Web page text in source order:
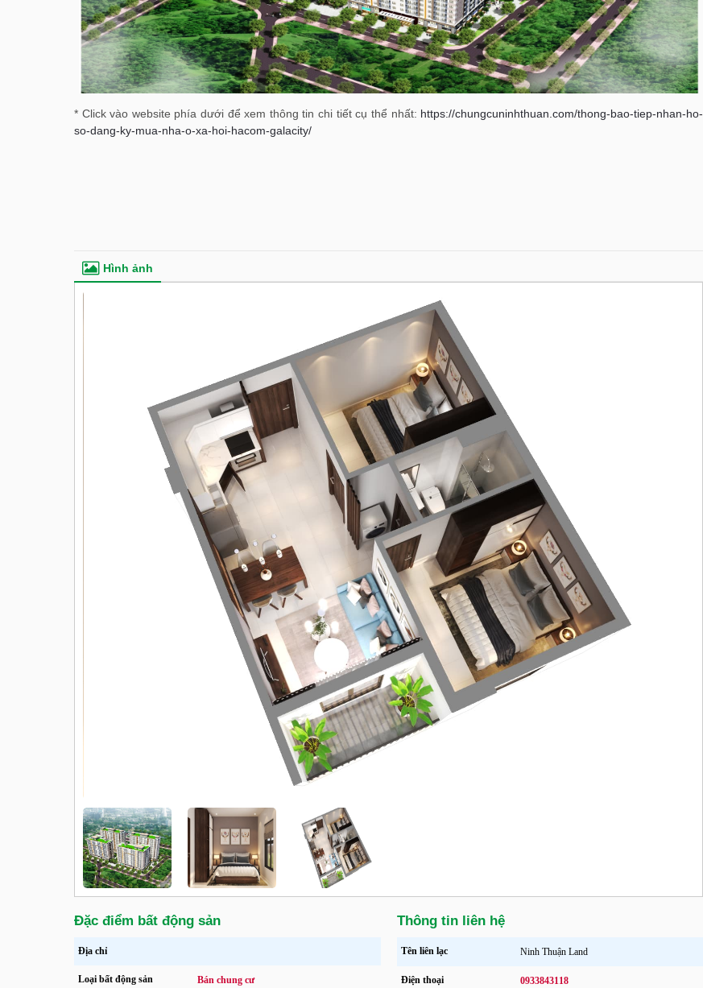
* Click vào website phía dưới để xem thông tin chi tiết cụ thể nhất: https://chungcuninhthuan.com/thong-bao-tiep-nhan-ho-
so-dang-ky-mua-nha-o-xa-hoi-hacom-galacity/
Hình ảnh
Đặc điểm bất động sản
Địa chỉ
Loại bất động sản Bán chung cư
Thông tin liên hệ
Tên liên lạc Ninh Thuận Land
Điện thoại 0933843118